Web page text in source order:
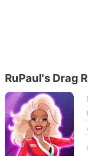
RuPaul's Drag